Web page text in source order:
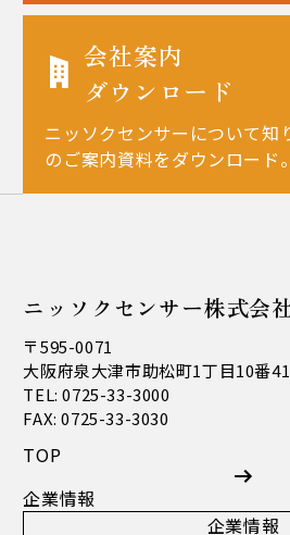
会社案内
ダウンロード
ニッソクセンサーについて知
のご案内資料をダウンロード。
ニッソクセンサー株式会
〒595-0071
大阪府泉大津市助松町1丁目10番
TEL: 0725-33-3000
FAX: 0725-33-3030
TOP
企業情報
企業情報